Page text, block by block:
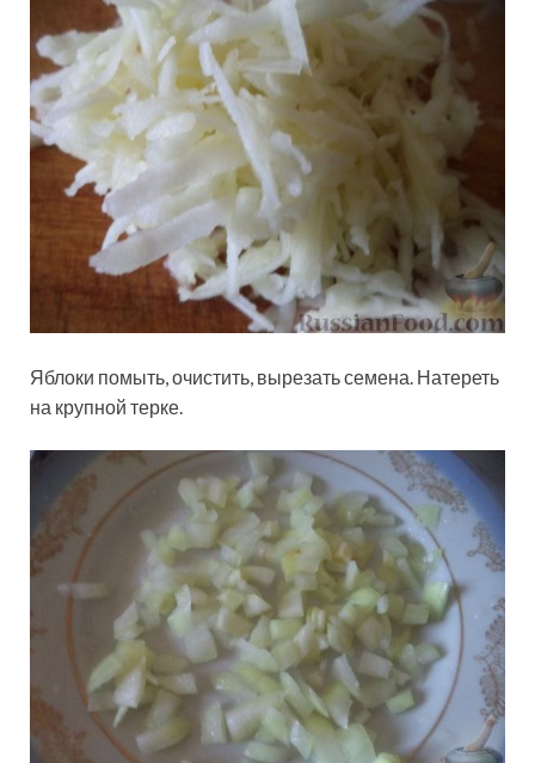
Яблоки помыть, очистить, вырезать семена. Натереть
на крупной терке.